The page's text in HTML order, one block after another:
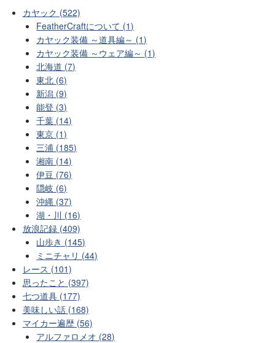
カヤック (522)
FeatherCraftについて (1)
カヤック装備 ～道具編～ (1)
カヤック装備 ～ウェア編～ (1)
北海道 (7)
東北 (6)
新潟 (9)
能登 (3)
千葉 (14)
東京 (1)
三浦 (185)
湘南 (14)
伊豆 (76)
隠岐 (6)
沖縄 (37)
湖・川 (16)
放浪記録 (409)
山歩き (145)
ミニチャリ (44)
レース (101)
思ったこと (397)
七つ道具 (177)
美味しい話 (168)
マイカー遍歴 (56)
アルファロメオ (28)